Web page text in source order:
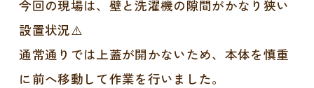
今回の現場は、壁と洗濯機の隙間がかなり狭い
設置状況⚠️
通常通りでは上蓋が開かないため、本体を慎重
に前へ移動して作業を行いました。